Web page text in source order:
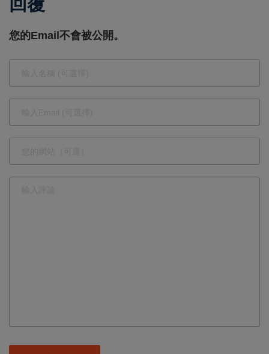
科、南軟與
信義金三角
的核心，啟
動AI時代！
您的Email不會被公開。